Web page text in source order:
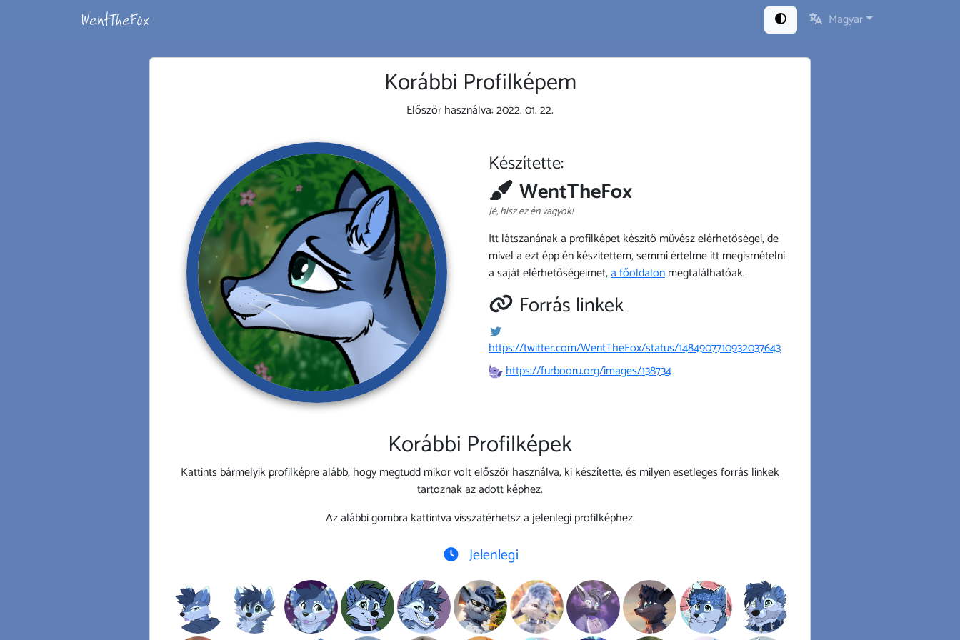
Magyar
Korábbi Profilképem
Először használva:2022. 01. 22.
Készítette:
WentTheFox
Jé, hisz ez én vagyok!
Itt látszanának a profilképet készítő művész elérhetőségei, de
mivel a ezt épp én készítettem, semmi értelme itt megismételni
a saját elérhetőségeimet,a főoldalonmegtalálhatóak.
Forrás linkek
https://twitter.com/WentTheFox/status/1484907710932037643
https://furbooru.org/images/138734
Korábbi Profilképek
Kattints bármelyik profilképre alább, hogy megtudd mikor volt először használva, ki készítette, és milyen esetleges forrás linkek
tartoznak az adott képhez.
Az alábbi gombra kattintva visszatérhetsz a jelenlegi profilképhez.
Jelenlegi